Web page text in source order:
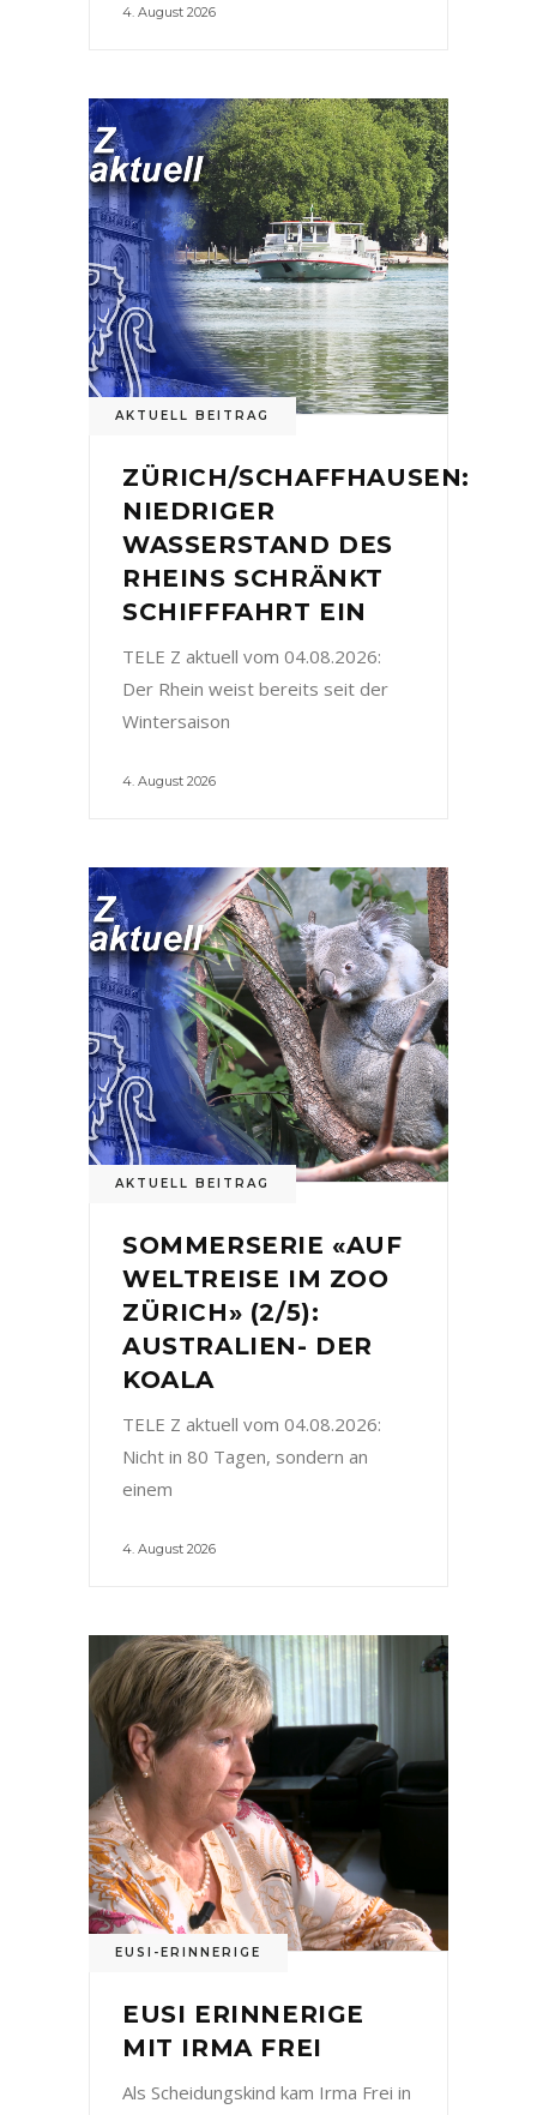
4. August 2026
AKTUELL BEITRAG
ZÜRICH/SCHAFFHAUSEN:
NIEDRIGER
WASSERSTAND DES
RHEINS SCHRÄNKT
SCHIFFFAHRT EIN
TELE Z aktuell vom 04.08.2026:
Der Rhein weist bereits seit der
Wintersaison
4. August 2026
AKTUELL BEITRAG
SOMMERSERIE «AUF
WELTREISE IM ZOO
ZÜRICH» (2/5):
AUSTRALIEN- DER
KOALA
TELE Z aktuell vom 04.08.2026:
Nicht in 80 Tagen, sondern an
einem
4. August 2026
EUSI-ERINNERIGE
EUSI ERINNERIGE
MIT IRMA FREI
Als Scheidungskind kam Irma Frei in